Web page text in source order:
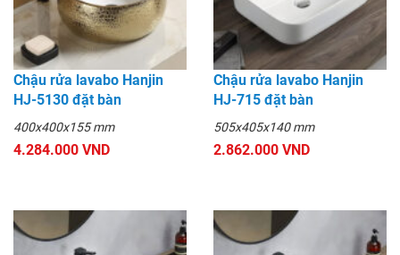
Chậu rửa lavabo Hanjin
HJ-5130 đặt bàn
400x400x155 mm
4.284.000 VND
Chậu rửa lavabo Hanjin
HJ-715 đặt bàn
505x405x140 mm
2.862.000 VND